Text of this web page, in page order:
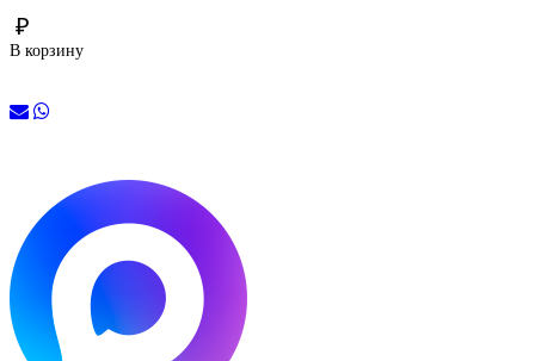
₽
В корзину